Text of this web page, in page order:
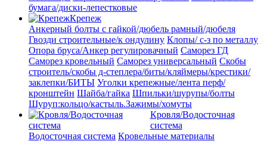
бумага/диски-лепестковые
Крепеж
Анкерный болты с гайкой/дюбель рамный/дюбеля
Гвозди строительные/к ондулину Клопы/ с-з по металлу
Опора бруса/Анкер регулировачный Саморез ГД
Саморез кровельный Саморез универсальный Скобы
строитель/скобы д-степлера/биты/кляймеры/крестики/
заклепки/БИТЫ Уголки крепежные/лента перф/
кронштейн Шайба/гайка Шпильки/шурупы/болты
Шуруп:кольцо/кастыль.Зажимы/хомуты
Кровля/Водосточная
система
Водосточная система Кровельные материалы